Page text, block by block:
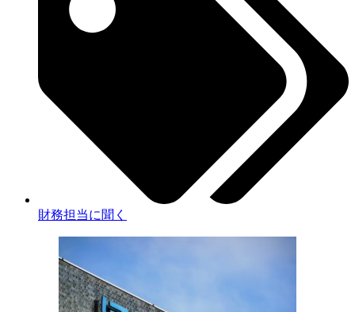
財務担当に聞く